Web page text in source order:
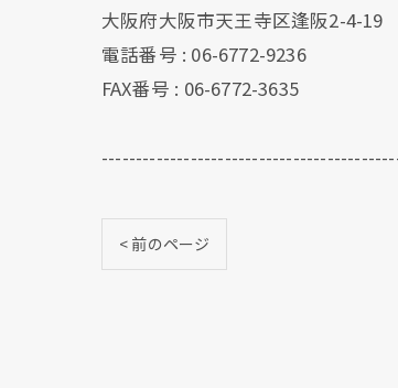
大阪府大阪市天王寺区逢阪2-4-19
電話番号 : 06-6772-9236
FAX番号 : 06-6772-3635
< 前のページ